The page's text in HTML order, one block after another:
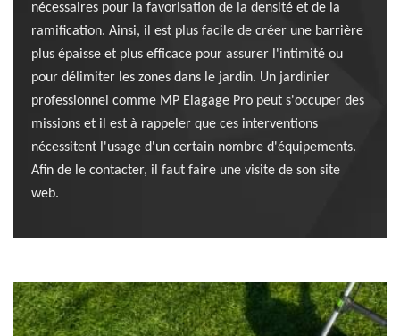
nécessaires pour la favorisation de la densité et de la
ramification. Ainsi, il est plus facile de créer une barrière
plus épaisse et plus efficace pour assurer l'intimité ou
pour délimiter les zones dans le jardin. Un jardinier
professionnel comme MP Elagage Pro peut s'occuper des
missions et il est à rappeler que ces interventions
nécessitent l'usage d'un certain nombre d'équipements.
Afin de le contacter, il faut faire une visite de son site
web.